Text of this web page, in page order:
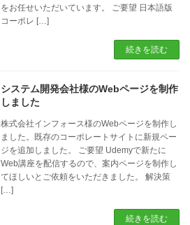
をお任せいただいています。 ご要望 日本語版
コーポレ […]
続きを読む
システム開発会社様のWebページを制作
しました
株式会社インフォース様のWebページを制作し
ました。既存のコーポレートサイトに新規ペー
ジを追加しました。 ご要望 Udemyで新たに
Web講座を配信するので、案内ページを制作し
てほしいとご依頼をいただきました。 解決策
[…]
続きを読む